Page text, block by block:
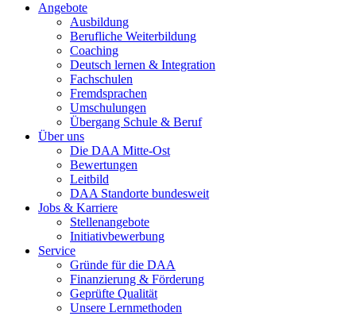
Angebote
Ausbildung
Berufliche Weiterbildung
Coaching
Deutsch lernen & Integration
Fachschulen
Fremdsprachen
Umschulungen
Übergang Schule & Beruf
Über uns
Die DAA Mitte-Ost
Bewertungen
Leitbild
DAA Standorte bundesweit
Jobs & Karriere
Stellenangebote
Initiativbewerbung
Service
Gründe für die DAA
Finanzierung & Förderung
Geprüfte Qualität
Unsere Lernmethoden